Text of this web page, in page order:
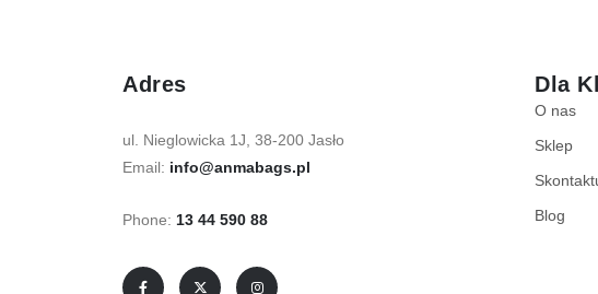
Adres
ul. Nieglowicka 1J, 38-200 Jasło
Email: info@anmabags.pl
Phone: 13 44 590 88
Dla
O nas
Sklep
Blog